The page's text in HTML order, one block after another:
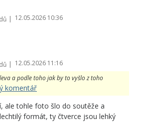
| 12.05.2026 10:36
| 12.05.2026 11:16
a podle toho jak by to vyšlo z toho
komentář
ale tohle foto šlo do soutěže a
formát, ty čtverce jsou lehký